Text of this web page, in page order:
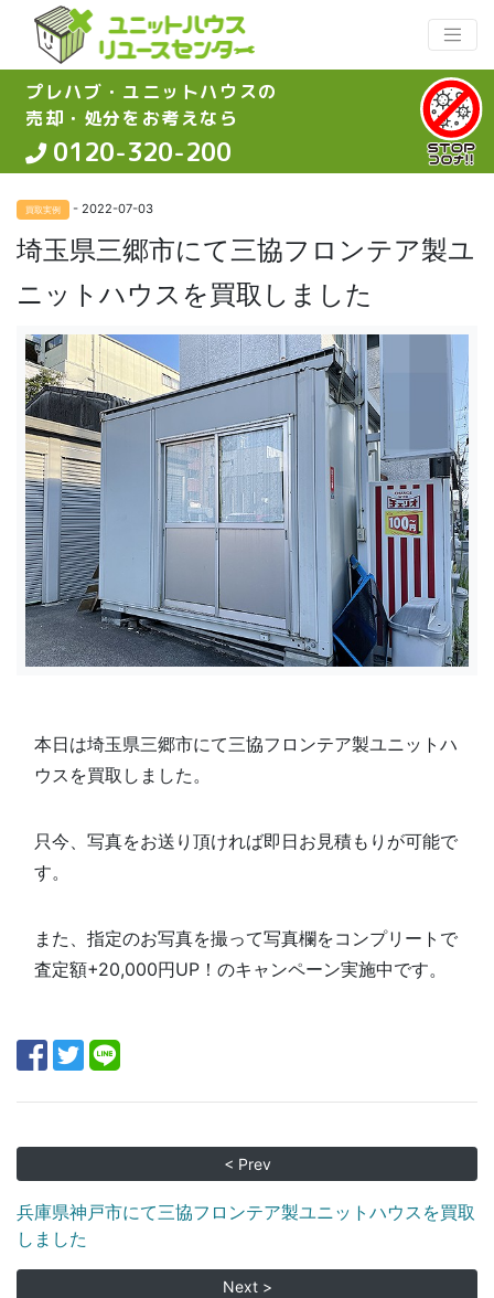
プレハブ・ユニットハウスの
売却・処分をお考えなら
0120-320-200
買取実例 - 2022-07-03
埼玉県三郷市にて三協フロンテア製ユ
ニットハウスを買取しました
本日は埼玉県三郷市にて三協フロンテア製ユニットハ
ウスを買取しました。
只今、写真をお送り頂ければ即日お見積もりが可能で
す。
また、指定のお写真を撮って写真欄をコンプリートで
査定額+20,000円UP！のキャンペーン実施中です。
< Prev
兵庫県神戸市にて三協フロンテア製ユニットハウスを買取
しました
Next >